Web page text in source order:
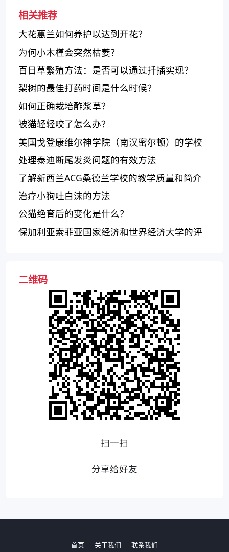
相关推荐
大花蕙兰如何养护以达到开花？
为何小木槿会突然枯萎？
百日草繁殖方法：是否可以通过扦插实现？
梨树的最佳打药时间是什么时候？
如何正确栽培酢浆草？
被猫轻轻咬了怎么办？
美国戈登康维尔神学院（南汉密尔顿）的学校
特点是什么？
处理泰迪断尾发炎问题的有效方法
了解新西兰ACG桑德兰学校的教学质量和简介
治疗小狗吐白沫的方法
公猫绝育后的变化是什么？
保加利亚索菲亚国家经济和世界经济大学的评
二维码
扫一扫
分享给好友
首页 关于我们 联系我们